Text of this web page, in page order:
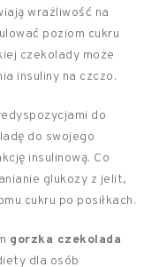
wrażliwość na
poziom cukru
czekolady może
insuliny na czczo.
do
do swojego
insulinową. Co
glukozy z jelit,
cukru po posiłkach.
gorzka czekolada
dla osób